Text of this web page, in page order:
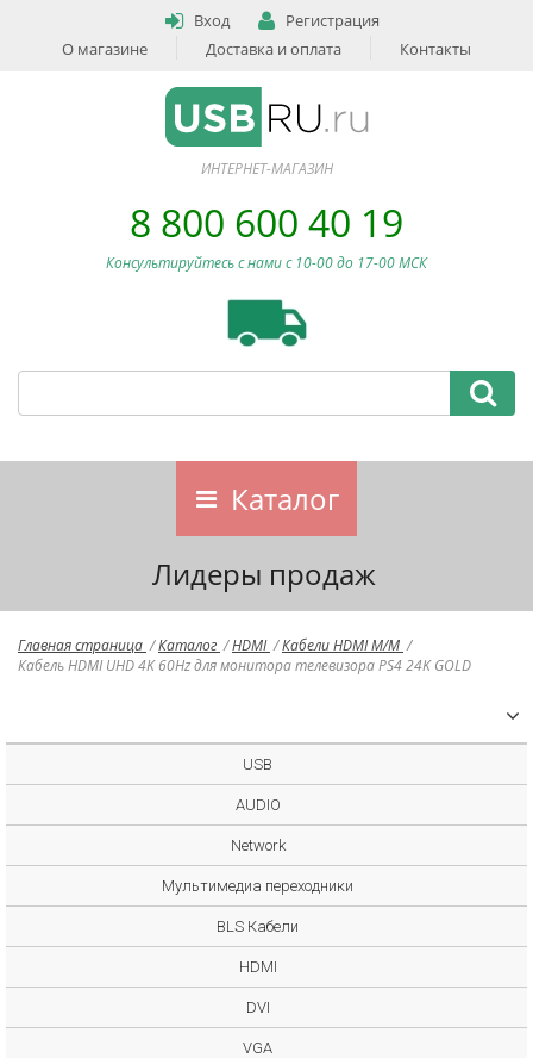
Вход
Регистрация
О магазине
Доставка и оплата Контакты
ИНТЕРНЕТ-МАГАЗИН
8 800 600 40 19
Консультируйтесь с нами c 10-00 до 17-00 МСК
Каталог
Лидеры продаж
Главная страница /Каталог /HDMI /Кабели HDMI M/M /
Кабель HDMI UHD 4K 60Hz для монитора телевизора PS4 24K GOLD
USB
AUDIO
Network
Мультимедиа переходники
BLS Кабели
HDMI
DVI
VGA